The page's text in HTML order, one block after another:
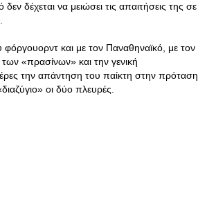
δέχεται να μειώσει τις απαιτήσεις της σε
φόργουορντ και με τον Παναθηναϊκό, με τον
«πρασίνων» και την γενική
την απάντηση του παίκτη στην πρόταση
οι δύο πλευρές.